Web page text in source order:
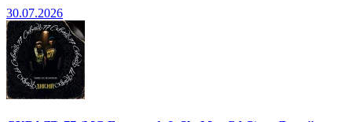
30.07.2026